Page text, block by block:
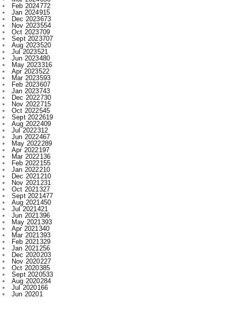
Feb 2024772
Jan 2024915
Dec 2023673
Nov 2023554
Oct 2023709
Sept 2023707
Aug 2023520
Jul 2023521
Jun 2023480
May 2023316
Apr 2023522
Mar 2023593
Feb 2023607
Jan 2023743
Dec 2022730
Nov 2022715
Oct 2022545
Sept 2022619
Aug 2022409
Jul 2022312
Jun 2022467
May 2022289
Apr 2022197
Mar 2022136
Feb 2022155
Jan 2022210
Dec 2021210
Nov 2021231
Oct 2021327
Sept 2021477
Aug 2021450
Jul 2021421
Jun 2021396
May 2021393
Apr 2021340
Mar 2021393
Feb 2021329
Jan 2021256
Dec 2020203
Nov 2020227
Oct 2020385
Sept 2020533
Aug 2020284
Jul 2020166
Jun 20201